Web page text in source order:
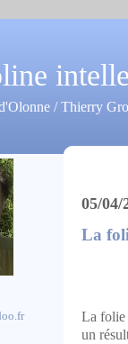
/ Thierry
05/04/
La
La folie
un